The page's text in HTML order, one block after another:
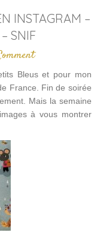
INSTAGRAM –
SNIF
Bleus et pour mon
France. Fin de soirée
Mais la semaine
à vous montrer